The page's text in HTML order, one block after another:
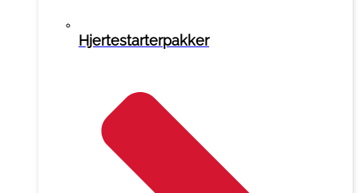
Hjertestarterpakker